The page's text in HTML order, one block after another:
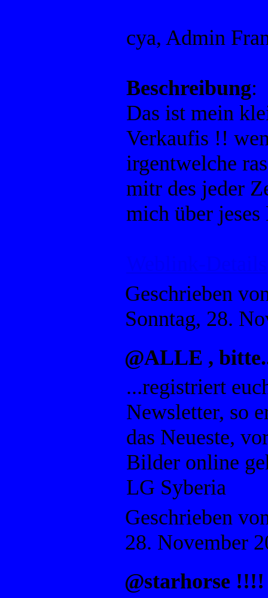
cya, Admin
Beschreibung:
Das ist mein
Verkaufis !!
irgentwelche
mitr des jeder
mich über
Geschrieben
Sonntag, 28.
@ALLE ,
...registriert
Newsletter, so
das Neueste,
Bilder online
LG Syberia
Geschrieben
28. November
@starhorse !!!!